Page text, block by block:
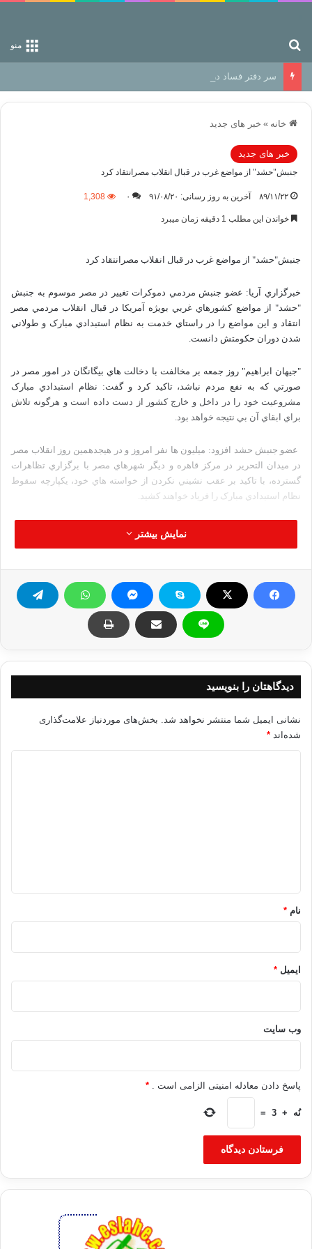
منو
سر دفتر فساد در زمین‌، دوری وکناره‌گیری از راه خداست‌!
خانه » خبر های جدید
خبر های جدید
جنبش"حشد" از مواضع غرب در قبال انقلاب مصرانتقاد كرد
۸۹/۱۱/۲۲ آخرین به روز رسانی: ۹۱/۰۸/۲۰ ۰ 1,308
خواندن این مطلب 1 دقیقه زمان میبرد
جنبش"حشد" از مواضع غرب در قبال انقلاب مصرانتقاد كرد
خبرگزاري آريا: عضو جنبش مردمي دموکرات تغيير در مصر موسوم به جنبش
"حشد" از مواضع کشورهاي غربي بويژه آمريکا در قبال انقلاب مردمي مصر
انتقاد و اين مواضع را در راستاي خدمت به نظام استبدادي مبارک و طولاني
شدن دوران حکومتش دانست.
"جيهان ابراهيم" روز جمعه بر مخالفت با دخالت هاي بيگانگان در امور مصر در
صورتي که به نفع مردم نباشد، تاکيد کرد و گفت: نظام استبدادي مبارک
مشروعيت خود را در داخل و خارج کشور از دست داده است و هرگونه تلاش
براي ابقاي آن بي نتيجه خواهد بود.
عضو جنبش حشد افزود: ميليون ها نفر امروز و در هيجدهمين روز انقلاب مصر
در ميدان التحرير در مرکز قاهره و ديگر شهرهاي مصر با برگزاري تظاهرات
گسترده، با تاکيد بر عقب نشيني نکردن از خواسته هاي خود، يکپارچه سقوط
نظام استبدادي مبارک را فرياد خواهند کشيد.
وي خاطرنشان کرد: با پيوستن گسترده بخش هاي جديدي از مردم به تظاهرات
جيهان گفت: خواسته مردم کناره گيري مبارک و برچيدن نظام استبداي مصر
است و اين که به مردم اجازه تعيين سرنوشت خود براي برخورداري از زندگي
شرافتمندانه به دور از اقدامات سرکوبگرانه داده شود.
است.
برگرفته از آريا
نمایش بیشتر
دیدگاهتان را بنویسید
نشانی ایمیل شما منتشر نخواهد شد. بخش‌های موردنیاز علامت‌گذاری
شده‌اند *
نام *
ایمیل *
وب‌ سایت
پاسخ دادن معادله امنیتی الزامی است . *
نُه +
3
=